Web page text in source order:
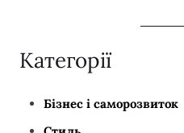
Категорії
Бізнес і саморозвиток